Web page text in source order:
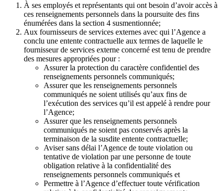
À ses employés et représentants qui ont besoin d’avoir accès à
ces renseignements personnels dans la poursuite des fins
énumérées dans la section 4 susmentionnée;
Aux fournisseurs de services externes avec qui l’Agence a
conclu une entente contractuelle aux termes de laquelle le
fournisseur de services externe concerné est tenu de prendre
des mesures appropriées pour :
Assurer la protection du caractère confidentiel des
renseignements personnels communiqués;
Assurer que les renseignements personnels
communiqués ne soient utilisés qu’aux fins de
l’exécution des services qu’il est appelé à rendre pour
l’Agence;
Assurer que les renseignements personnels
communiqués ne soient pas conservés après la
terminaison de la susdite entente contractuelle;
Aviser sans délai l’Agence de toute violation ou
tentative de violation par une personne de toute
obligation relative à la confidentialité des
renseignements personnels communiqués et
Permettre à l’Agence d’effectuer toute vérification